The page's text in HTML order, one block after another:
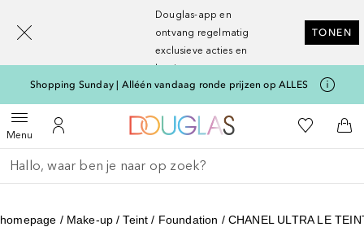
Douglas-app en
ontvang regelmatig
exclusieve acties en
kortingen
TONEN
Shopping Sunday | Alléén vandaag ronde prijzen op ALLES
MenuOpen menuNaar Mijn Account
Naar Douglas Home
Naar Mijn
Ga terug
Zoekopdracht uitvoeren
homepage Make-up Teint Foundation CHANEL ULTRA LE
[navigation.slideout.screenreader]